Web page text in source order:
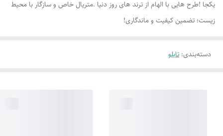
یکجا !طرح هایی با الهام از ترند های روز دنیا .متریال خاص و سازگار با محیط
زیست؛ تضمین کیفیت و ماندگاری!
دسته‌بندی: تابلو